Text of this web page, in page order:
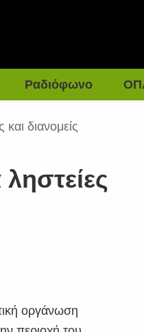
Ραδιόφωνο
διανομείς
οργάνωση